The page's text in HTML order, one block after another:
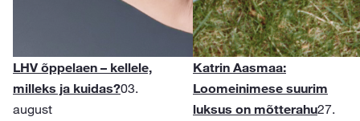
LHV õppelaen – kellele,
milleks ja kuidas?03.
august
Katrin Aasmaa:
Loomeinimese suurim
luksus on mõtterahu27.